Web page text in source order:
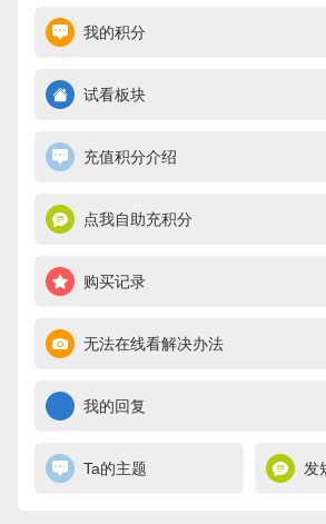
我的积分
试看板块
充值积分介绍
点我自助充积分
购买记录
无法在线看解决办法
我的回复
Ta的主题 发